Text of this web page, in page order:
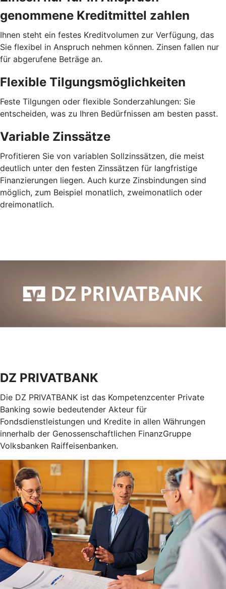
genommene Kreditmittel zahlen
Ihnen steht ein festes Kreditvolumen zur Verfügung, das
Sie flexibel in Anspruch nehmen können. Zinsen fallen nur
für abgerufene Beträge an.
Flexible Tilgungsmöglichkeiten
Feste Tilgungen oder flexible Sonderzahlungen: Sie
entscheiden, was zu Ihren Bedürfnissen am besten passt.
Variable Zinssätze
Profitieren Sie von variablen Sollzinssätzen, die meist
deutlich unter den festen Zinssätzen für langfristige
Finanzierungen liegen. Auch kurze Zinsbindungen sind
möglich, zum Beispiel monatlich, zweimonatlich oder
dreimonatlich.
DZ PRIVATBANK
Die DZ PRIVATBANK ist das Kompetenzcenter Private
Banking sowie bedeutender Akteur für
Fondsdienstleistungen und Kredite in allen Währungen
innerhalb der Genossenschaftlichen FinanzGruppe
Volksbanken Raiffeisenbanken.